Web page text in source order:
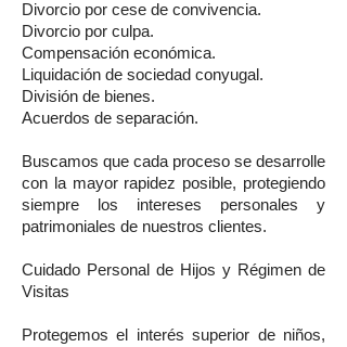
Divorcio por cese de convivencia.
Divorcio por culpa.
Compensación económica.
Liquidación de sociedad conyugal.
División de bienes.
Acuerdos de separación.
Buscamos que cada proceso se desarrolle
con la mayor rapidez posible, protegiendo
siempre los intereses personales y
patrimoniales de nuestros clientes.
Cuidado Personal de Hijos y Régimen de
Visitas
Protegemos el interés superior de niños,